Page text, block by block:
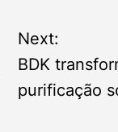
Next:
BDK
purificação